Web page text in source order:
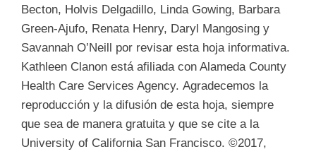
Becton, Holvis Delgadillo, Linda Gowing, Barbara
Green-Ajufo, Renata Henry, Daryl Mangosing y
Savannah O’Neill por revisar esta hoja informativa.
Kathleen Clanon está afiliada con Alameda County
Health Care Services Agency. Agradecemos la
reproducción y la difusión de esta hoja, siempre
que sea de manera gratuita y que se cite a la
University of California San Francisco. ©2017,